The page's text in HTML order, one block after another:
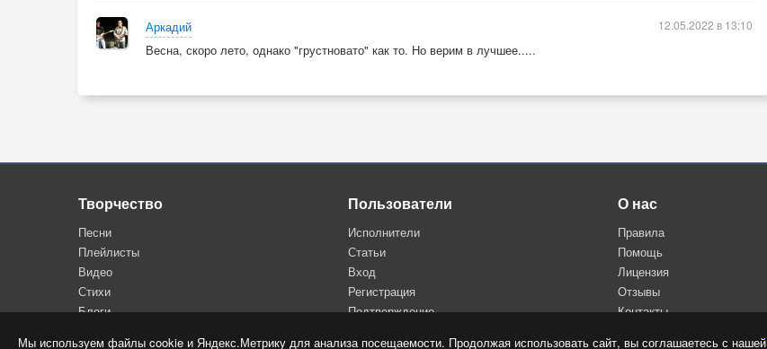
Мы используем файлы cookie и Яндекс.Метрику для анализа посещаемости. Продолжая использовать сайт, вы соглашаетесь с нашей
Аркадий
Весна, скоро лето, однако "грустновато" как то. Но верим в лучшее.....
12.05.2022 в 13:10
Творчество
Песни
Плейлисты
Видео
Стихи
Блоги
Пользователи
Исполнители
Статьи
Вход
Регистрация
Подтверждение
О нас
Правила
Помощь
Лицензия
Отзывы
Контакты